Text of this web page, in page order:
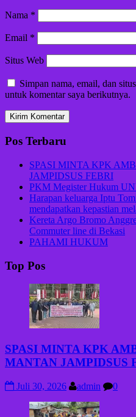
Nama *
Email *
Situs Web
Simpan nama, email, dan
untuk komentar saya berikutnya.
Pos Terbaru
SPASI MINTA KPK
JAMPIDSUS FEBRI
PKM Megister Hukum
Harapan keluarga Iptu
mendapatkan kepastian
Kereta Argo Bromo
Commuter line di Bekasi
PAHAMI HUKUM
Top Pos
SPASI MINTA KPK
MANTAN JAMPIDSUS
Juli 30, 2026 admin 0